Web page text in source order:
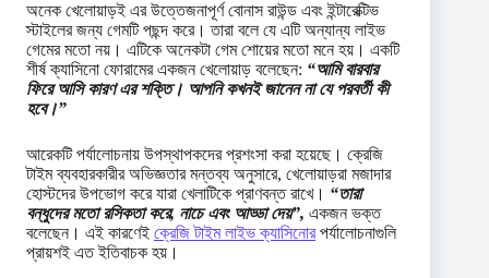
অনেক খেলোয়াড়ই এর উত্তেজনাপূর্ণ বোনাস রাউন্ড এবং ইন্টারেক্টিভ
স্টাইলের জন্য গেমটি পছন্দ করে। তারা বলে যে এটি অন্যান্য লাইভ
গেমের মতো নয়। এটিকে অনেকটা গেম শোয়ের মতো মনে হয়। একটি
শীর্ষ ক্যাসিনো ফোরামের একজন খেলোয়াড় বলেছেন: “আমি বারবার
ফিরে আসি কারণ এর শক্তি। আপনি কখনই জানেন না যে পরবর্তী কী
হবে।”
আরেকটি পর্যালোচনায় উপস্থাপকদের প্রশংসা করা হয়েছে। ক্রেজি
টাইম ব্যবহারকারীর অভিজ্ঞতার মন্তব্য অনুসারে, খেলোয়াড়রা মজাদার
হোস্টদের উপভোগ করে যারা খেলাটিকে প্রাণবন্ত রাখে। “তারা
বন্ধুদের মতো রসিকতা করে, নাচে এবং আড্ডা দেয়”, একজন ভক্ত
বলেছেন। এই কারণেই ক্রেজি টাইম লাইভ ক্যাসিনোরপর্যালোচনাগুলি
প্রায়শই এত ইতিবাচক হয়।